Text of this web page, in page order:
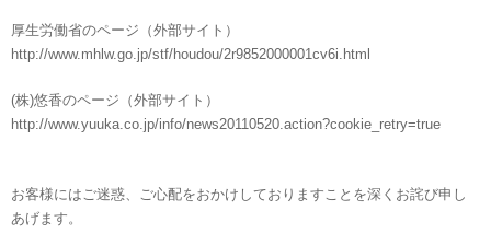
厚生労働省のページ（外部サイト）
http://www.mhlw.go.jp/stf/houdou/2r9852000001cv6i.html
(株)悠香のページ（外部サイト）
http://www.yuuka.co.jp/info/news20110520.action?cookie_retry=true
お客様にはご迷惑、ご心配をおかけしておりますことを深くお詫び申し
あげます。